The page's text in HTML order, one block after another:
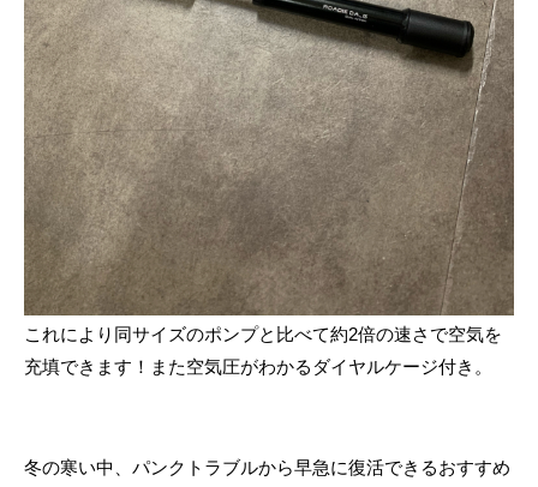
これにより同サイズのポンプと比べて約2倍の速さで空気を
充填できます！また空気圧がわかるダイヤルケージ付き。
冬の寒い中、パンクトラブルから早急に復活できるおすすめ